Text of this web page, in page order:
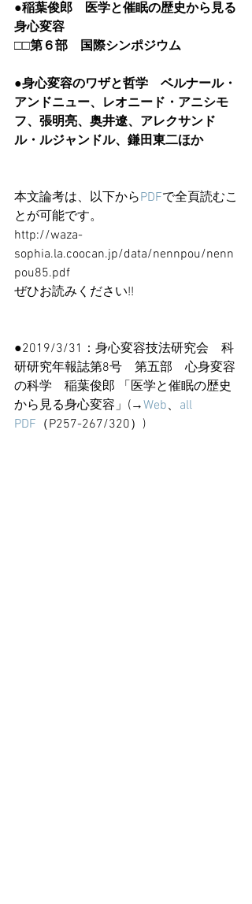
●稲葉俊郎　医学と催眠の歴史から見る
身心変容
□□第６部　国際シンポジウム
●身心変容のワザと哲学　ベルナール・
アンドニュー、レオニード・アニシモ
フ、張明亮、奥井遼、アレクサンド
ル・ルジャンドル、鎌田東二ほか
本文論考は、以下からPDFで全頁読むこ
とが可能です。
http://waza-
sophia.la.coocan.jp/data/nennpou/nenn
pou85.pdf
ぜひお読みください!!
●2019/3/31：身心変容技法研究会　科
研研究年報誌第8号　第五部　心身変容
の科学　稲葉俊郎 「医学と催眠の歴史
から見る身心変容」(→Web、 all
PDF （P257-267/320）)